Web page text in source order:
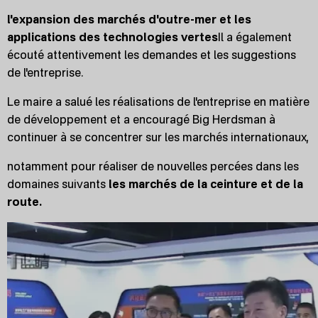
l'expansion des marchés d'outre-mer et les
applications des technologies vertesIl a également
écouté attentivement les demandes et les suggestions
de l'entreprise.
Le maire a salué les réalisations de l'entreprise en matière
de développement et a encouragé Big Herdsman à
continuer à se concentrer sur les marchés internationaux,
notamment pour réaliser de nouvelles percées dans les
domaines suivants les marchés de la ceinture et de la
route.